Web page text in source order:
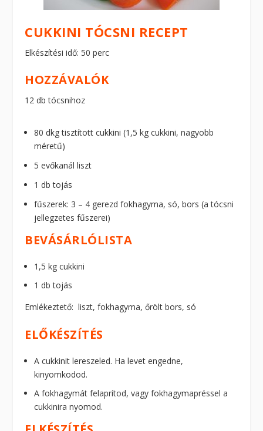
CUKKINI TÓCSNI RECEPT
Elkészítési idő: 50 perc
HOZZÁVALÓK
12 db tócsnihoz
80 dkg tisztított cukkini (1,5 kg cukkini, nagyobb
méretű)
5 evőkanál liszt
1 db tojás
fűszerek: 3 – 4 gerezd fokhagyma, só, bors (a tócsni
jellegzetes fűszerei)
BEVÁSÁRLÓLISTA
1,5 kg cukkini
1 db tojás
Emlékeztető: liszt, fokhagyma, őrölt bors, só
ELŐKÉSZÍTÉS
A cukkinit lereszeled. Ha levet engedne,
kinyomkodod.
A fokhagymát felaprítod, vagy fokhagymapréssel a
cukkinira nyomod.